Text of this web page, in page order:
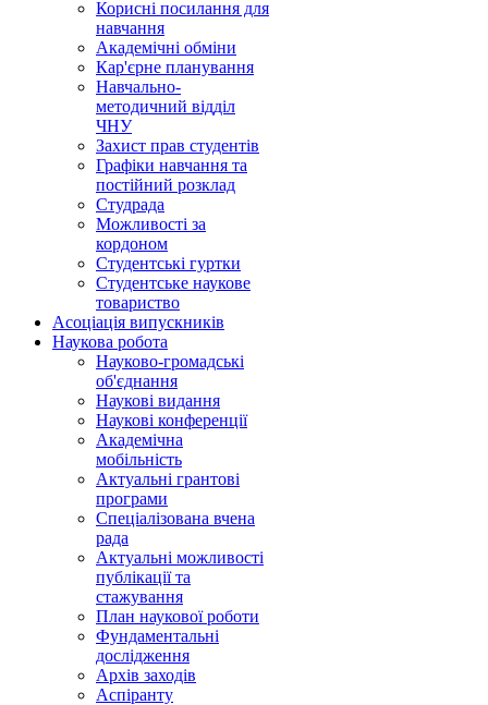
Корисні посилання для
навчання
Академічні обміни
Кар'єрне планування
Навчально-
методичний відділ
ЧНУ
Захист прав студентів
Графіки навчання та
постійний розклад
Студрада
Можливості за
кордоном
Студентські гуртки
Студентське наукове
товариство
Асоціація випускників
Наукова робота
Науково-громадські
об'єднання
Наукові видання
Наукові конференції
Академічна
мобільність
Актуальні грантові
програми
Спеціалізована вчена
рада
Актуальні можливості
публікації та
стажування
План наукової роботи
Фундаментальні
дослідження
Архів заходів
Аспіранту